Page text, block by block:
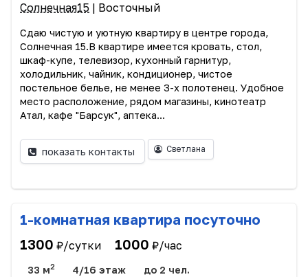
Солнечная15 | Восточный
Сдаю чистую и уютную квартиру в центре города,
Солнечная 15.В квартире имеется кровать, стол,
шкаф-купе, телевизор, кухонный гарнитур,
холодильник, чайник, кондиционер, чистое
постельное белье, не менее 3-х полотенец. Удобное
место расположение, рядом магазины, кинотеатр
Атал, кафе "Барсук", аптека...
показать контакты Светлана
1-комнатная квартира посуточно
1300 ₽/сутки 1000 ₽/час
33 м2 4/16 этаж до 2 чел.